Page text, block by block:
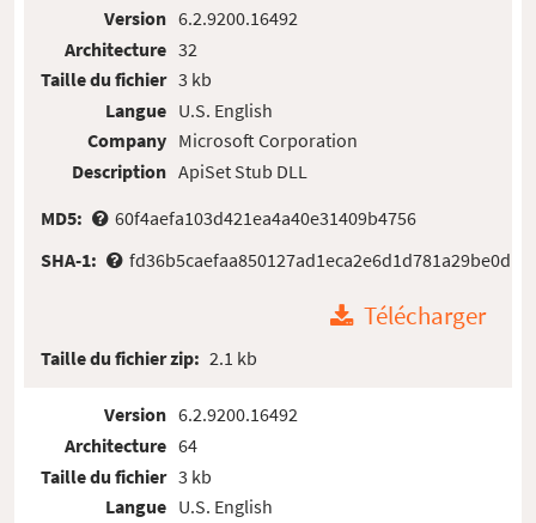
Version
Architecture
Taille du fichier
Langue
Company
Description
6.2.9200.16492
32
3 kb
U.S. English
Microsoft Corporation
ApiSet Stub DLL
MD5:
60f4aefa103d421ea4a40e31409b4756
SHA-1:
fd36b5caefaa850127ad1eca2e6d1d781a29be0d
Télécharger
Taille du fichier zip: 2.1 kb
Version
Architecture
Taille du fichier
Langue
6.2.9200.16492
64
3 kb
U.S. English